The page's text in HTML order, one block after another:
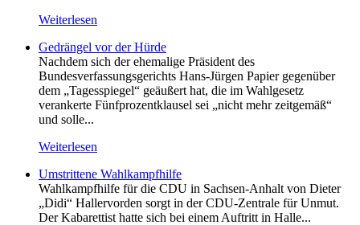
Weiterlesen
Gedrängel vor der Hürde
Nachdem sich der ehemalige Präsident des
Bundesverfassungsgerichts Hans-Jürgen Papier gegenüber
dem „Tagesspiegel“ geäußert hat, die im Wahlgesetz
verankerte Fünfprozentklausel sei „nicht mehr zeitgemäß“
und solle...
Weiterlesen
Umstrittene Wahlkampfhilfe
Wahlkampfhilfe für die CDU in Sachsen-Anhalt von Dieter
„Didi“ Hallervorden sorgt in der CDU-Zentrale für Unmut.
Der Kabarettist hatte sich bei einem Auftritt in Halle...